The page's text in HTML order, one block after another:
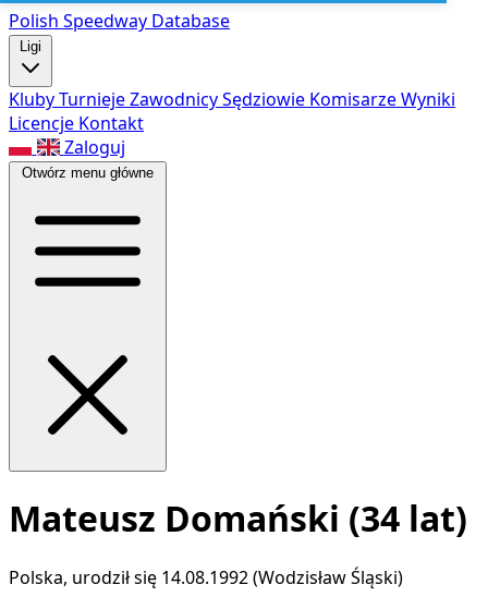
Polish Speedway Database
Ligi
KlubyTurniejeZawodnicySędziowie KomisarzeWyniki
Licencje Kontakt
Zaloguj
Otwórz menu główne
Mateusz Domański (34 lat)
Polska, urodził się 14.08.1992 (Wodzisław Śląski)